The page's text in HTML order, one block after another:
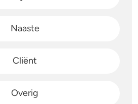
Naaste
Cliënt
Overig